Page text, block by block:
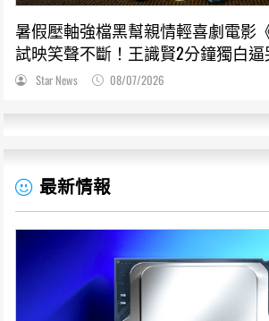
暑假壓軸強檔黑幫親情輕喜劇電影
試映笑聲不斷！王識賢2分鐘獨白
祥、張懷秋受封搞笑MVP
Star News 08/07/2026
最新情報